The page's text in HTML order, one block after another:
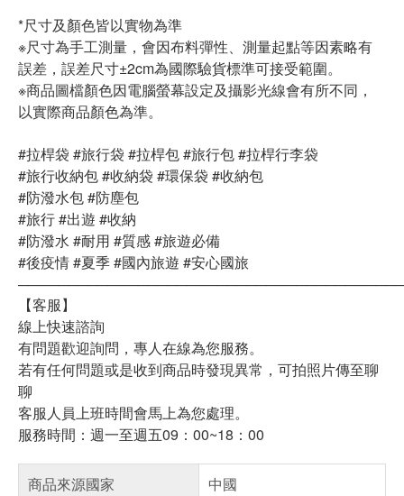
*尺寸及顏色皆以實物為準
※尺寸為手工測量，會因布料彈性、測量起點等因素略有
誤差，誤差尺寸±2cm為國際驗貨標準可接受範圍。
※商品圖檔顏色因電腦螢幕設定及攝影光線會有所不同，
以實際商品顏色為準。
#拉桿袋 #旅行袋 #拉桿包 #旅行包 #拉桿行李袋
#旅行收納包 #收納袋 #環保袋 #收納包
#防潑水包 #防塵包
#旅行 #出遊 #收納
#防潑水 #耐用 #質感 #旅遊必備
#後疫情 #夏季 #國內旅遊 #安心國旅
【客服】
線上快速諮詢
有問題歡迎詢問，專人在線為您服務。
若有任何問題或是收到商品時發現異常，可拍照片傳至聊
聊
客服人員上班時間會馬上為您處理。
服務時間：週一至週五09：00~18：00
商品來源國家
中國